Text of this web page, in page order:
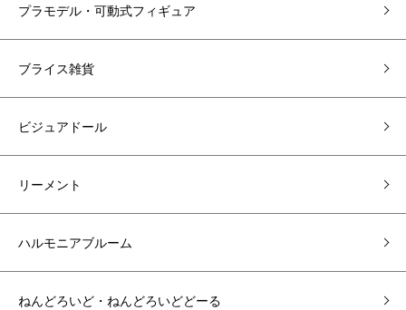
プラモデル・可動式フィギュア
ブライス雑貨
ビジュアドール
リーメント
ハルモニアブルーム
ねんどろいど・ねんどろいどどーる